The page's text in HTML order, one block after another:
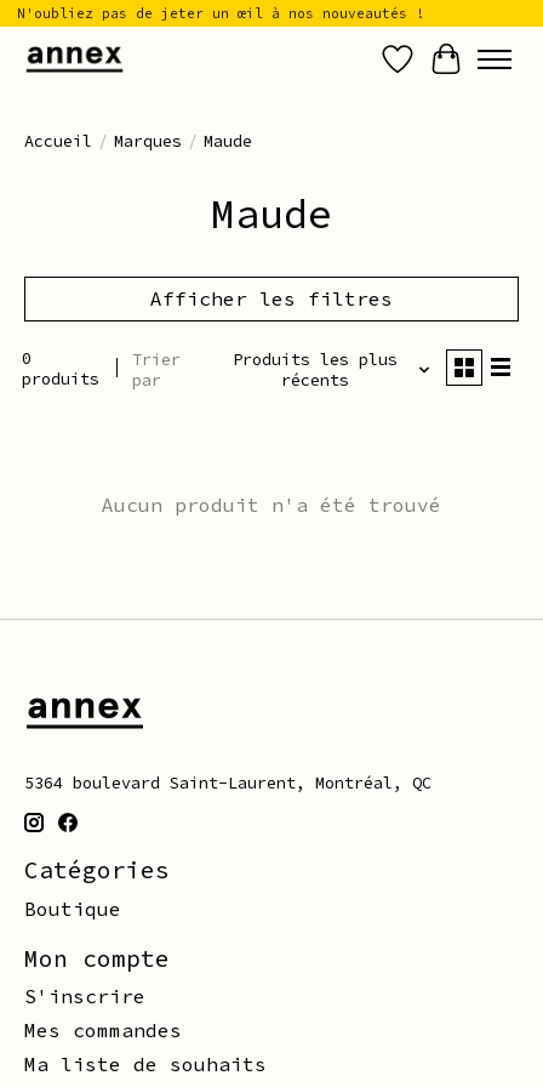
N'oubliez pas de jeter un œil à nos nouveautés !
Liste de
Panier
Accueil / Marques / Maude
Maude
Afficher les filtres
0
produits
Trier
par
Produits les plus
récents
Aucun produit n'a été trouvé
5364 boulevard Saint-Laurent, Montréal, QC
Catégories
Boutique
Mon compte
S'inscrire
Mes commandes
Ma liste de souhaits